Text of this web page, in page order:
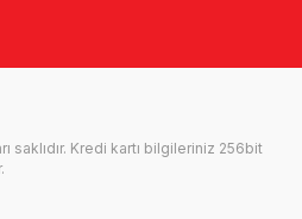
saklıdır. Kredi kartı bilgileriniz 256bit